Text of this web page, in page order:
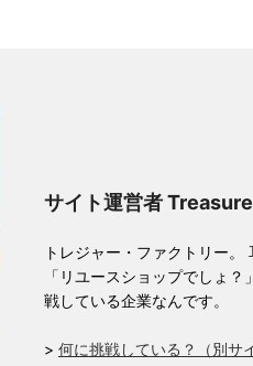
サイト運営者
トレジャー・ファクトリー。
「リユースショップでしょ
戦している企業なんです。
> 何に挑戦している？（別サ